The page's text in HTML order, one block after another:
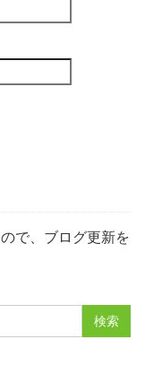
で、ブログ更新を